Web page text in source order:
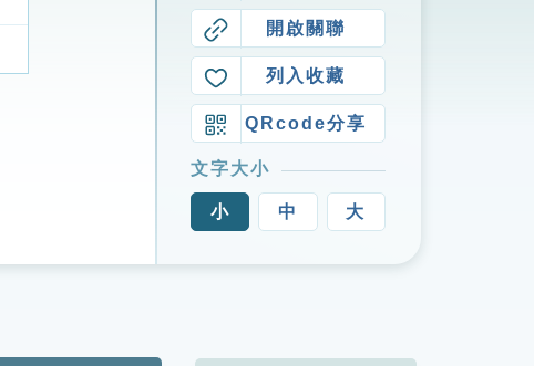
開啟關聯
列入收藏
QRcode分享
文字大小
小 中 大